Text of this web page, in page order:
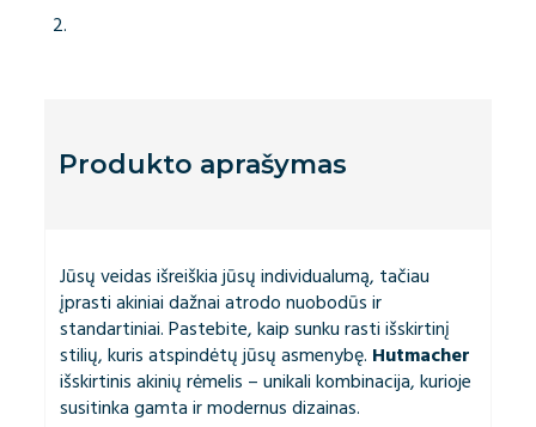
Produkto aprašymas
Jūsų veidas išreiškia jūsų individualumą, tačiau
įprasti akiniai dažnai atrodo nuobodūs ir
standartiniai. Pastebite, kaip sunku rasti išskirtinį
stilių, kuris atspindėtų jūsų asmenybę. Hutmacher
išskirtinis akinių rėmelis – unikali kombinacija, kurioje
susitinka gamta ir modernus dizainas.